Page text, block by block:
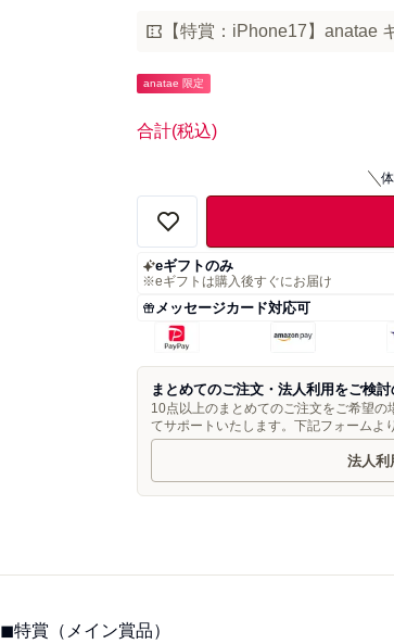
【特賞：iPhone17】anatae
anatae 限定
合計(税込)
eギフトのみ
※eギフトは購入後すぐにお届け
メッセージカード対応可
まとめてのご注文・法人利用をご検
10点以上のまとめてのご注文をご希望
てサポートいたします。下記フォームよ
法人利
◼︎特賞（メイン賞品）